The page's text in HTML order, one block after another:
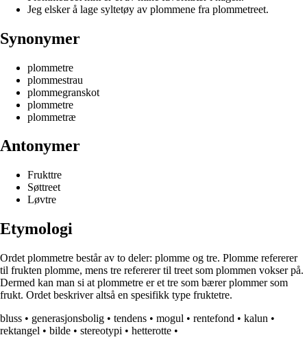
Jeg elsker å lage syltetøy av plommene fra plommetreet.
Synonymer
plommetre
plommestrau
plommegranskot
plommetre
plommetræ
Antonymer
Frukttre
Søttreet
Løvtre
Etymologi
Ordet plommetre består av to deler: plomme og tre. Plomme refererer
til frukten plomme, mens tre refererer til treet som plommen vokser på.
Dermed kan man si at plommetre er et tre som bærer plommer som
frukt. Ordet beskriver altså en spesifikk type fruktetre.
bluss • generasjonsbolig • tendens • mogul • rentefond • kalun •
rektangel • bilde • stereotypi • hetterotte •